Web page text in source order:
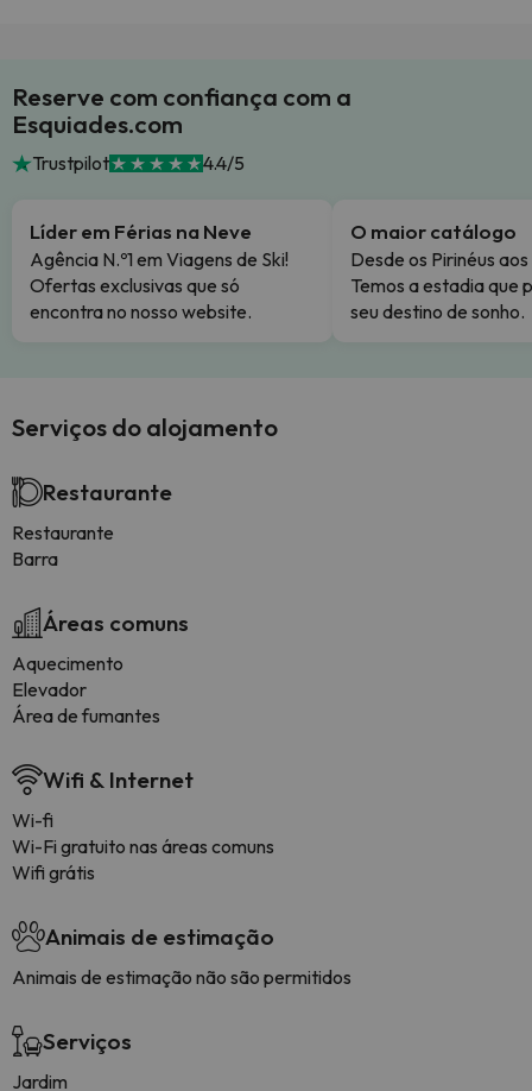
Reserve com confiança com a
Esquiades.com
Trustpilot 4.4/5
Líder em Férias na Neve
Agência N.º1 em Viagens de Ski!
Ofertas exclusivas que só
encontra no nosso website.
O maior catálogo
Desde os Pirinéus
Temos a estadia que
seu destino de sonho.
Serviços do alojamento
Restaurante
Restaurante
Barra
Áreas comuns
Aquecimento
Elevador
Área de fumantes
Wifi & Internet
Wi-fi
Wi-Fi gratuito nas áreas comuns
Wifi grátis
Animais de estimação
Animais de estimação não são permitidos
Serviços
Jardim